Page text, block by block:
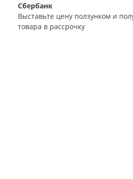
Сбербанк
Выставьте цену ползунком и
товара в рассрочку